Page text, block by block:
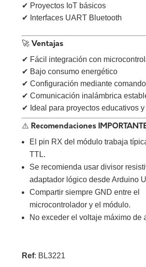
✔ Proyectos IoT básicos
✔ Interfaces UART Bluetooth
🚀 Ventajas
✔ Fácil integración con
✔ Bajo consumo energético
✔ Configuración mediante
✔ Comunicación inalámbrica
✔ Ideal para proyectos educativos
⚠️ Recomendaciones
El pin RX del módulo trabaja
TTL.
Se recomienda usar divisor
adaptador lógico desde Arduino
Compartir siempre GND entre el
microcontrolador y el módulo.
No exceder el voltaje máximo de
Ref: BL3221